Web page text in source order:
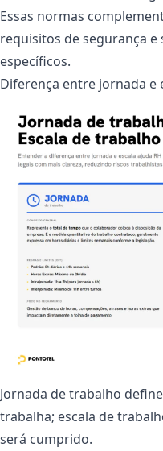
Essas normas
requisitos de segurança
específicos.
Diferença entre jornada e
Jornada de trabalho
trabalha; escala de
será cumprido.